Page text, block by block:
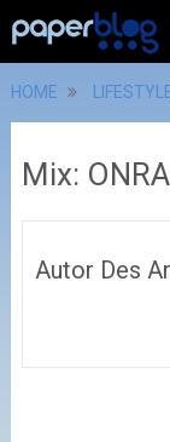
HOME
Mix:
Autor Des